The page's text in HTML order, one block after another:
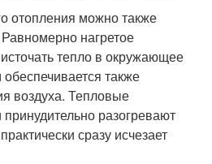
отопления можно также
нагретое
тепло в окружающее
также
воздуха. Тепловые
разогревают
сразу исчезает